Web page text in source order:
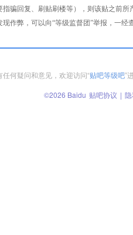
骗回复、刷贴刷楼等），则该贴之前
作弊，可以向“等级监督团”举报，一经
何疑问和意见，欢迎访问“贴吧等级吧”
©2026 Baidu 贴吧协议 |